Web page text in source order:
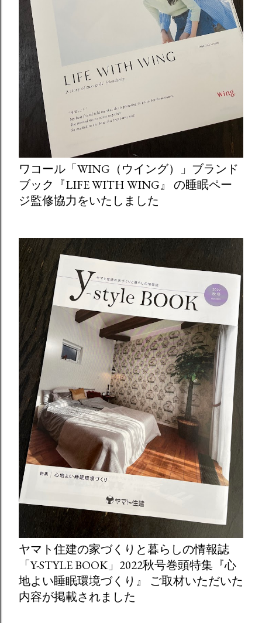
ワコール「WING（ウイング）」ブランド
ブック『LIFE WITH WING』 の睡眠ペー
ジ監修協力をいたしました
ヤマト住建の家づくりと暮らしの情報誌
「Y-STYLE BOOK」2022秋号巻頭特集『心
地よい睡眠環境づくり』 ご取材いただいた
内容が掲載されました